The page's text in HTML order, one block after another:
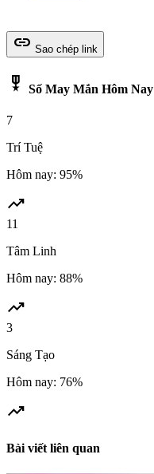
link Sao chép link
military_tech Số May Mắn Hôm Nay
7
Trí Tuệ
Hôm nay: 95%
trending_up
11
Tâm Linh
Hôm nay: 88%
trending_up
3
Sáng Tạo
Hôm nay: 76%
trending_up
Bài viết liên quan